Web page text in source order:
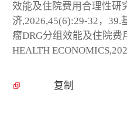
效能及住院费用合理性研
济,2026,45(6):29-32，
瘤DRG分组效能及住院费
HEALTH
复制